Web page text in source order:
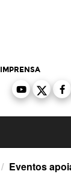
IMPRENSA
Eventos